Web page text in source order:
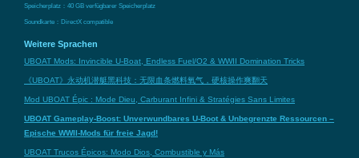
Speicherplatz：40 GB verfügbarer Speicherplatz
Soundkarte：DirectX compatible
Weitere Sprachen
UBOAT Mods: Invincible U-Boat, Endless Fuel/O2 & WWII Domination Tricks
《UBOAT》永动机潜艇黑科技：无限血条燃料氧气，硬核操作爽翻天
Mod UBOAT Épic : Mode Dieu, Carburant Infini & Stratégies Sans Limites
UBOAT Gameplay-Boost: Unverwundbares U-Boot & Unbegrenzte Ressourcen –
Epische WWII-Mods für freie Jagd!
UBOAT Trucos Épicos: Modo Dios, Combustible y Más